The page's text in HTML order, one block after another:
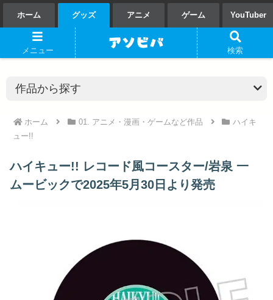
ホーム グッズ アニメ ゲーム YouTuber
ホーム 01. アニメ・漫画・ゲームなど作品
ハイキ
ュー!!
ハイキュー!! レコード風コースター/岩泉 一
ムービックで2025年5月30日より発売
メニュー 検索